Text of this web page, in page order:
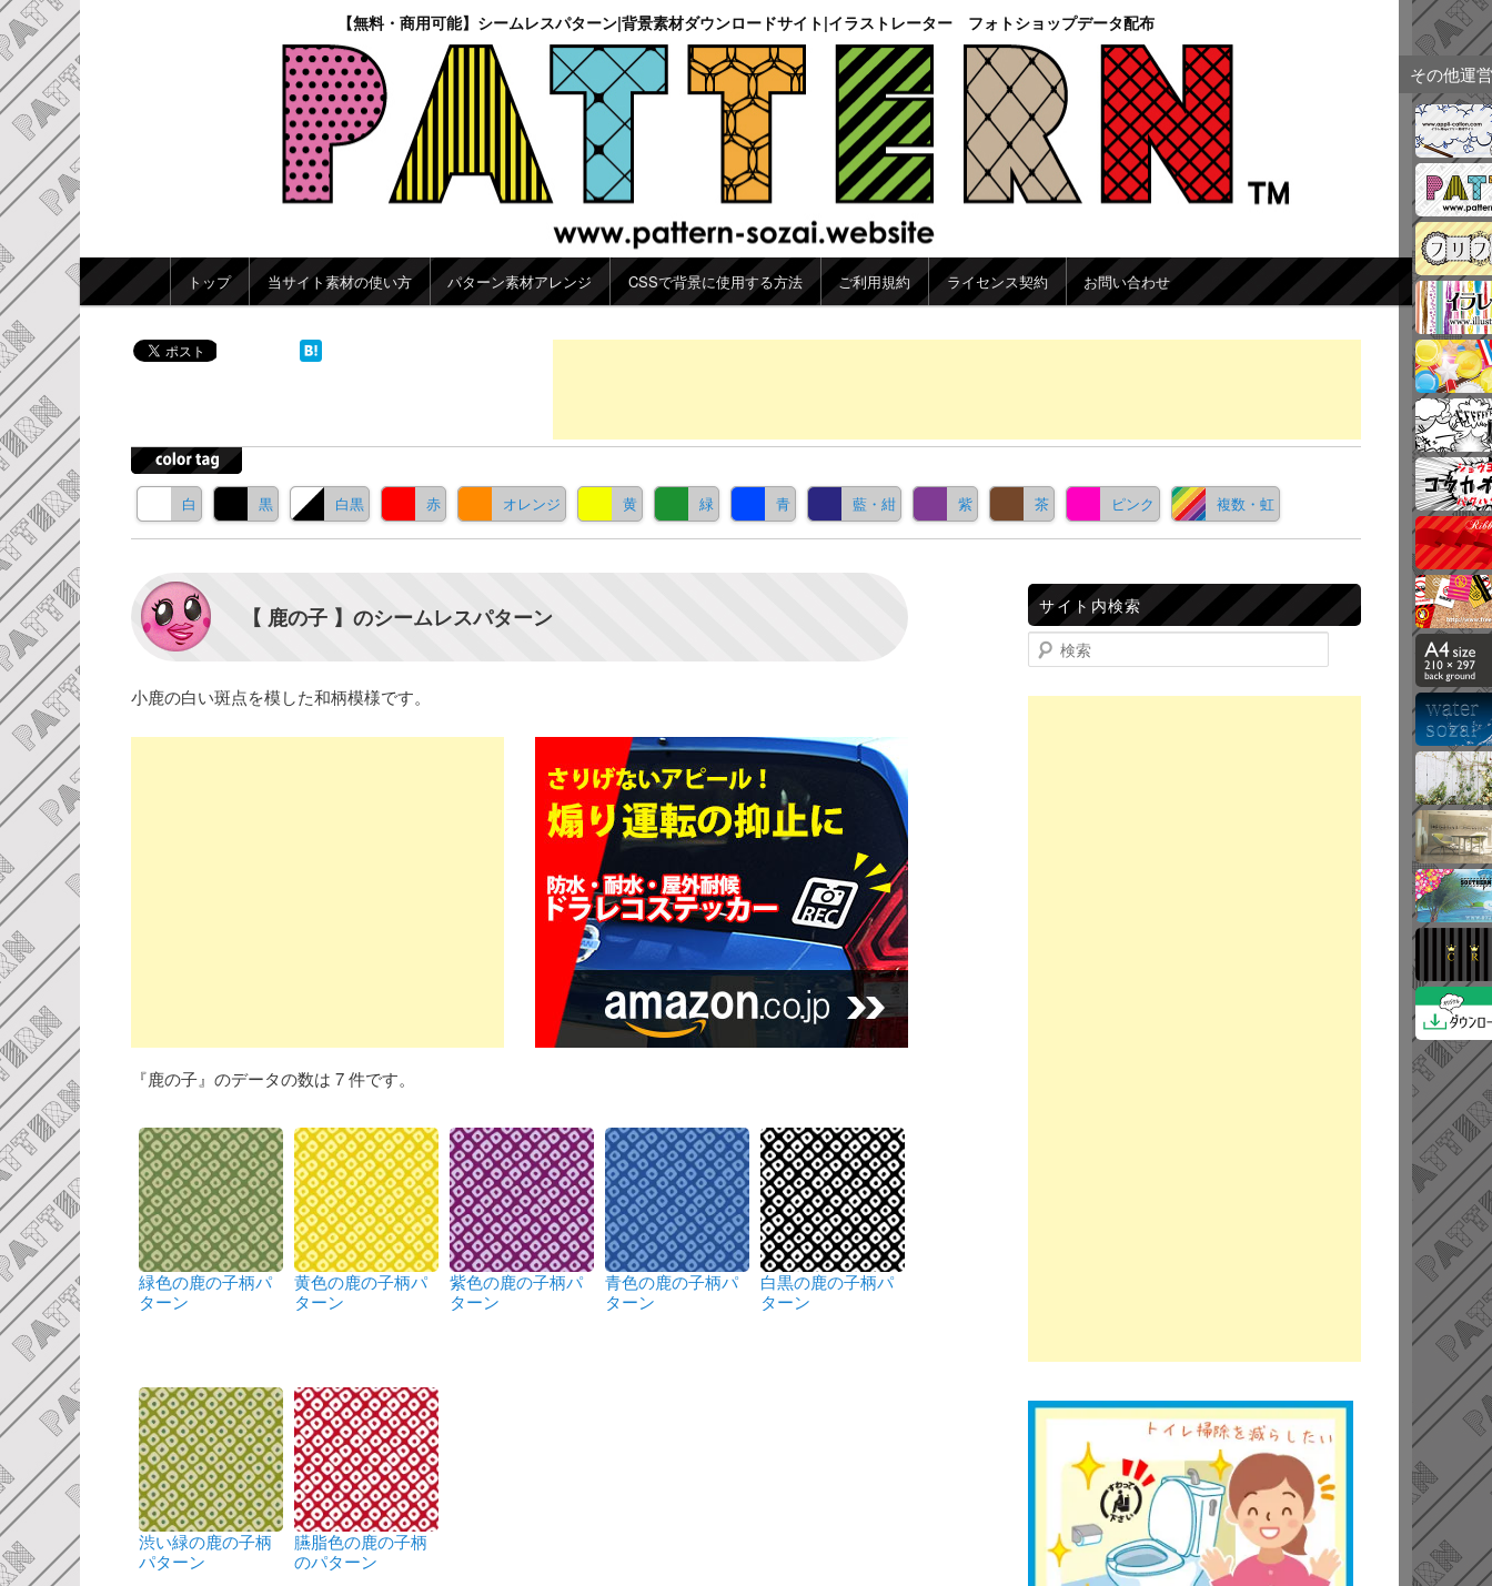
【無料・商用可能】シームレスパターン|背景素材ダウンロードサイト|イラストレーター フォトショップデータ配布
メインメニュー
メインコンテンツへ移動
サブコンテンツへ移動
トップ 当サイト素材の使い方 パターン素材アレンジ CSSで背景に使用する方法 ご利用規約 ライセンス契約 お問い合わせ
白 黒 白黒 赤 オレンジ 黄 緑 青 藍・紺 紫 茶 ピンク 複数・虹
【 鹿の子 】のシームレスパターン
小鹿の白い斑点を模した和柄模様です。
『鹿の子』のデータの数は 7 件です。
緑色の鹿の子柄パ
ターン
黄色の鹿の子柄パ
ターン
紫色の鹿の子柄パ
ターン
青色の鹿の子柄パ
ターン
白黒の鹿の子柄パ
ターン
渋い緑の鹿の子柄
パターン
臙脂色の鹿の子柄
のパターン
サイト内検索
検索
その他運